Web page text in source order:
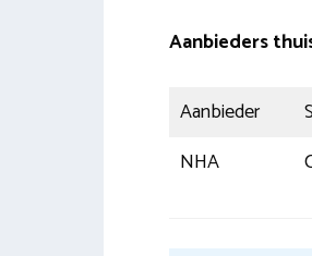
Aanbieders
Aanbieder
NHA